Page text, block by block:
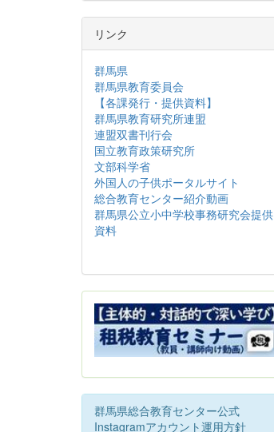
リンク
群馬県
群馬県教育委員会
【各課発行・提供資料】
群馬県教育研究所連盟
連盟双書刊行会
国立教育政策研究所
文部科学省
外国人の子供ポータルサイト
総合教育センター紹介動画
群馬県公立小中学校事務研究会提供
資料
群馬県総合教育センター公式
Instagramアカウント運用方針